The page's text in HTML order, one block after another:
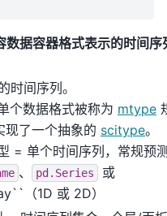
数据容器格式表示的时间序
时间序列。
个数据格式被称为 mtype
了一个抽象的 scitype。
= 单个时间序列，常规预
、 pd.Series
或
（1D 或 2D）